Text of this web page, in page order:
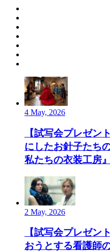
4 May, 2026
【試写会プレゼン
にしたお針子たち
私たちの衣装工房
2 May, 2026
【試写会プレゼン
おうとする看護師